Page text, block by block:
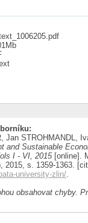
Jan STROHMANDL,
and Sustainable
I - VI, 2015[online].
2015, s. 1359-1363.
university-zlin/.
obsahovat chyby.